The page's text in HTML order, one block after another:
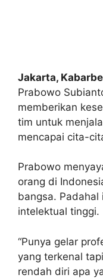
Jakarta,
Prabowo
memberikan
tim untuk
mencapai cita-
Prabowo
orang di
bangsa.
intelektual tinggi.
“Punya gelar
yang terkenal
rendah diri apa